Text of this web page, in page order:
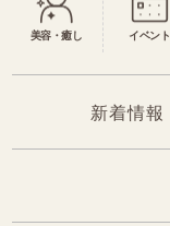
美容・癒し イベント
新着情報